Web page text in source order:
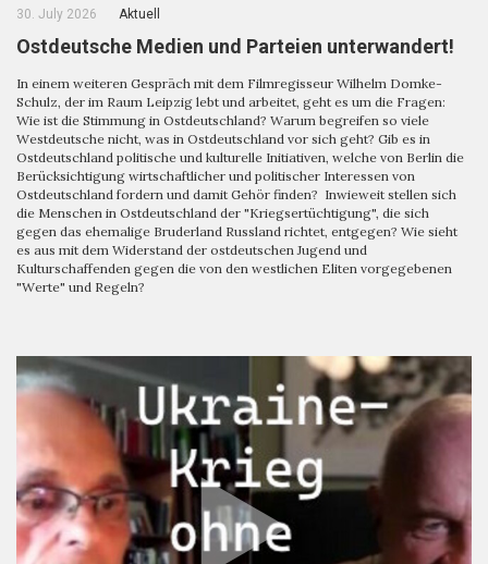
30. July 2026 Aktuell
Ostdeutsche Medien und Parteien unterwandert!
In einem weiteren Gespräch mit dem Filmregisseur Wilhelm Domke-
Schulz, der im Raum Leipzig lebt und arbeitet, geht es um die Fragen:
Wie ist die Stimmung in Ostdeutschland? Warum begreifen so viele
Westdeutsche nicht, was in Ostdeutschland vor sich geht? Gib es in
Ostdeutschland politische und kulturelle Initiativen, welche von Berlin die
Berücksichtigung wirtschaftlicher und politischer Interessen von
Ostdeutschland fordern und damit Gehör finden? Inwieweit stellen sich
die Menschen in Ostdeutschland der "Kriegsertüchtigung", die sich
gegen das ehemalige Bruderland Russland richtet, entgegen? Wie sieht
es aus mit dem Widerstand der ostdeutschen Jugend und
Kulturschaffenden gegen die von den westlichen Eliten vorgegebenen
"Werte" und Regeln?